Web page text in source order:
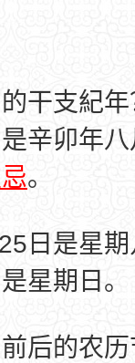
干支紀年
辛卯年
。
日是星
星期日。
后的农